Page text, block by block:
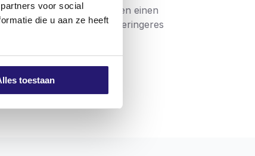
voor social
die u aan ze heeft
toestaan
werden und haben einen
und Schraube und ein geringeres
mit einer unsichtbaren
doppelten Flachkopf.
eine problemlose Verarbeitung. Die